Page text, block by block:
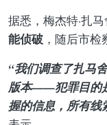
据悉，梅杰特·扎
能侦破 ，随后市检
“我们调查了扎马
版本——犯罪目的
握的信息，所有线